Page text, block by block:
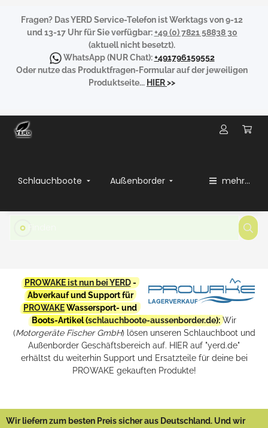
Fragen? Das YERD Service-Telefon ist Werktags von 9-12
und 13-17 Uhr für Sie verfügbar:+49 (0) 7821 58838 30
(aktuell nicht besetzt).
WhatsApp(NUR Chat):+491796159552
Oder nutze das Produktfragen-Formular auf der jeweiligen
Produktseite... HIER>>
Schlauchboote Außenborder mehr...
PROWAKE ist nun bei YERD-
Abverkauf und Support für
PROWAKEWassersport- und
Boots-Artikel (schlauchboote-aussenborder.de): Wir
(Motorgeräte Fischer GmbH) lösen unseren Schlauchboot und
Außenborder Geschäftsbereich auf. HIER auf "yerd.de"
erhältst du weiterhin Support und Ersatzteile für deine bei
PROWAKE gekauften Produkte!
Wir liefern zum besten Preis sicher aus Deutschland. Und wir